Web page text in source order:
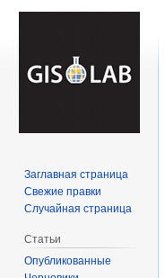
Заглавная страница
Свежие правки
Случайная страница
Статьи
Опубликованные